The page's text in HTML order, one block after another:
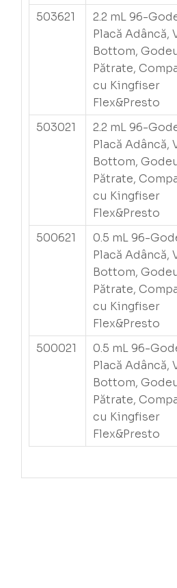
503621
2.2 mL 96-
Placă Adâncă,
Bottom,
Pătrate,
cu Kingfiser
Flex&Presto
503021
2.2 mL 96-
Placă Adâncă,
Bottom,
Pătrate,
cu Kingfiser
Flex&Presto
500621
0.5 mL 96-
Placă Adâncă,
Bottom,
Pătrate,
cu Kingfiser
Flex&Presto
500021
0.5 mL 96-
Placă Adâncă,
Bottom,
Pătrate,
cu Kingfiser
Flex&Presto